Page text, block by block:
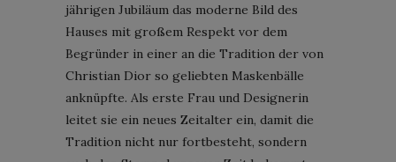
jährigen Jubiläum das moderne Bild des
Hauses mit großem Respekt vor dem
Begründer in einer an die Tradition der von
Christian Dior so geliebten Maskenbälle
anknüpfte. Als erste Frau und Designerin
leitet sie ein neues Zeitalter ein, damit die
Tradition nicht nur fortbesteht, sondern